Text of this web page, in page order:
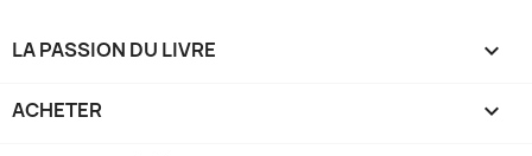
LA PASSION DU LIVRE 
ACHETER 